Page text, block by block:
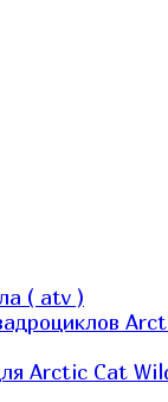
( atv )
Arctic Cat